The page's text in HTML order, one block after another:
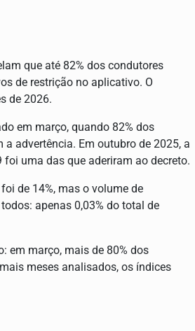
que até 82% dos condutores
de restrição no aplicativo. O
de 2026.
em março, quando 82% dos
advertência. Em outubro de 2025, a
uma das que aderiram ao decreto.
de 14%, mas o volume de
apenas 0,03% do total de
em março, mais de 80% dos
meses analisados, os índices